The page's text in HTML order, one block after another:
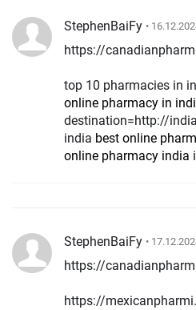
StephenBaiFy •
https://
top 10 pharmacies in
online pharmacy in
destination=http://
india best online
online pharmacy india
StephenBaiFy •
https://
https://